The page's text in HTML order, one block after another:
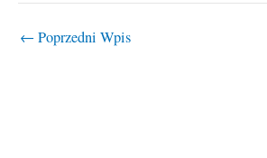
← Poprzedni Wpis